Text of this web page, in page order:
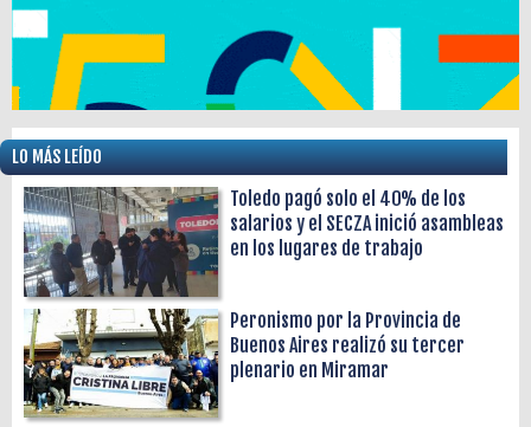
LO MÁS LEÍDO
Toledo pagó solo el 40% de los
salarios y el SECZA inició asambleas
en los lugares de trabajo
Peronismo por la Provincia de
Buenos Aires realizó su tercer
plenario en Miramar